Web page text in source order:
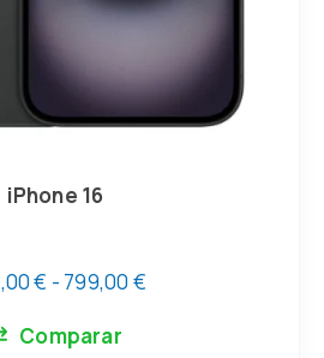
iPhone 16
€ - 799,00 €
Comparar